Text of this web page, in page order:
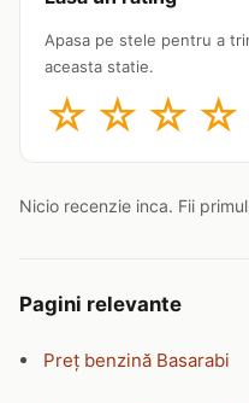
Apasa pe stele pentru a
aceasta statie.
☆ ☆ ☆ ☆
Nicio recenzie inca. Fii
Pagini relevante
Preț benzină Basarabi